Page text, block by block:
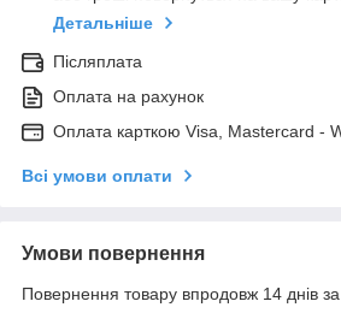
Детальніше
Післяплата
Оплата на рахунок
Оплата карткою Visa, Mastercard -
Всі умови оплати
Умови повернення
Повернення товару впродовж 14 днів